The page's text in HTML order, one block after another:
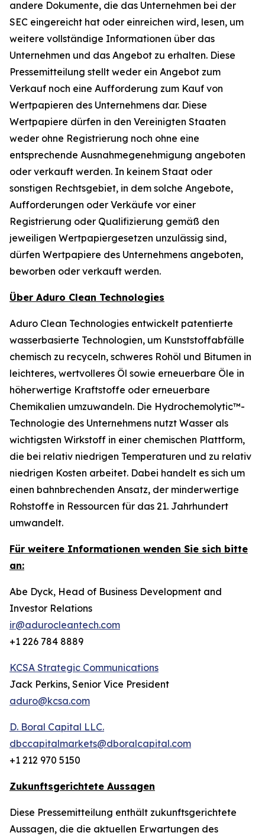
andere Dokumente, die das Unternehmen bei der
SEC eingereicht hat oder einreichen wird, lesen, um
weitere vollständige Informationen über das
Unternehmen und das Angebot zu erhalten. Diese
Pressemitteilung stellt weder ein Angebot zum
Verkauf noch eine Aufforderung zum Kauf von
Wertpapieren des Unternehmens dar. Diese
Wertpapiere dürfen in den Vereinigten Staaten
weder ohne Registrierung noch ohne eine
entsprechende Ausnahmegenehmigung angeboten
oder verkauft werden. In keinem Staat oder
sonstigen Rechtsgebiet, in dem solche Angebote,
Aufforderungen oder Verkäufe vor einer
Registrierung oder Qualifizierung gemäß den
jeweiligen Wertpapiergesetzen unzulässig sind,
dürfen Wertpapiere des Unternehmens angeboten,
beworben oder verkauft werden.
Über Aduro Clean Technologies
Aduro Clean Technologies entwickelt patentierte
wasserbasierte Technologien, um Kunststoffabfälle
chemisch zu recyceln, schweres Rohöl und Bitumen in
leichteres, wertvolleres Öl sowie erneuerbare Öle in
höherwertige Kraftstoffe oder erneuerbare
Chemikalien umzuwandeln. Die Hydrochemolytic™-
Technologie des Unternehmens nutzt Wasser als
wichtigsten Wirkstoff in einer chemischen Plattform,
die bei relativ niedrigen Temperaturen und zu relativ
niedrigen Kosten arbeitet. Dabei handelt es sich um
einen bahnbrechenden Ansatz, der minderwertige
Rohstoffe in Ressourcen für das 21. Jahrhundert
umwandelt.
Für weitere Informationen wenden Sie sich bitte
an:
Abe Dyck, Head of Business Development and
Investor Relations
ir@adurocleantech.com
+1 226 784 8889
KCSA Strategic Communications
Jack Perkins, Senior Vice President
aduro@kcsa.com
D. Boral Capital LLC.
dbccapitalmarkets@dboralcapital.com
+1 212 970 5150
Zukunftsgerichtete Aussagen
Diese Pressemitteilung enthält zukunftsgerichtete
Aussagen, die die aktuellen Erwartungen des